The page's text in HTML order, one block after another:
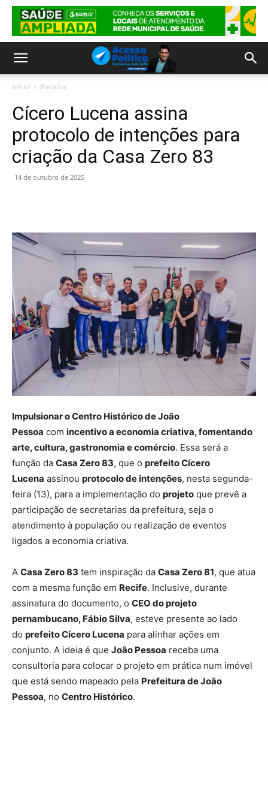
Início Paraíba
Cícero Lucena assina
protocolo de intenções para
criação da Casa Zero 83
14 de outubro de 2025
Impulsionar o Centro Histórico de João
Pessoa com incentivo a economia criativa, fomentando
arte, cultura, gastronomia e comércio. Essa será a
função da Casa Zero 83, que o prefeito Cícero
Lucena assinou protocolo de intenções, nesta segunda-
feira (13), para a implementação do projeto que prevê a
participação de secretarias da prefeitura, seja o
atendimento à população ou realização de eventos
ligados a economia criativa.
A Casa Zero 83 tem inspiração da Casa Zero 81, que atua
com a mesma função em Recife. Inclusive, durante
assinatura do documento, o CEO do projeto
pernambucano, Fábio Silva, esteve presente ao lado
do prefeito Cícero Lucena para alinhar ações em
conjunto. A ideia é que João Pessoa receba uma
consultoria para colocar o projeto em prática num imóvel
que está sendo mapeado pela Prefeitura de João
Pessoa, no Centro Histórico.